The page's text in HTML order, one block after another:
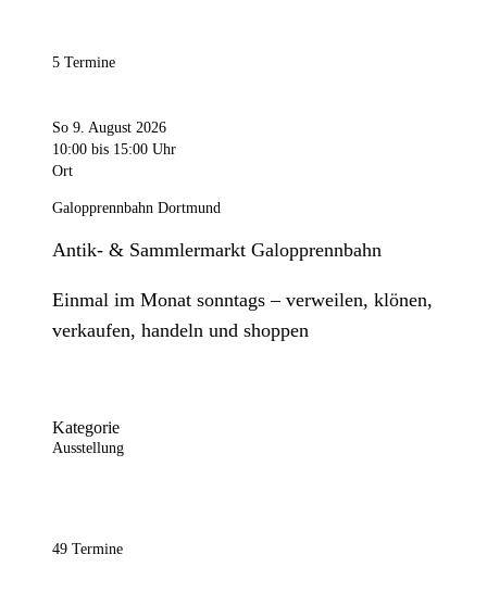
5 Termine
So 9. August 2026
10:00 bis 15:00 Uhr
Ort
Galopprennbahn Dortmund
Antik- & Sammlermarkt Galopprennbahn
Einmal im Monat sonntags – verweilen, klönen,
verkaufen, handeln und shoppen
Kategorie
Ausstellung
49 Termine